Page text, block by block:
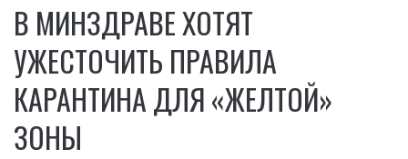
В МИНЗДРАВЕ ХОТЯТ
УЖЕСТОЧИТЬ ПРАВИЛА
КАРАНТИНА ДЛЯ «ЖЕЛТОЙ»
ЗОНЫ